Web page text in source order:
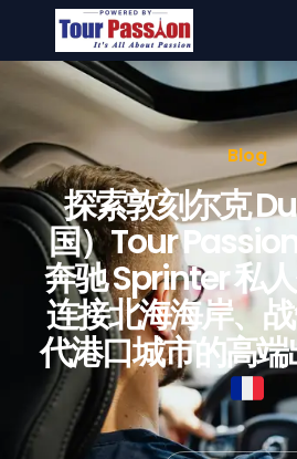
Blog
探索敦刻尔克
国）Tour
奔驰 Sprinter 私
连接北海海岸、
代港口城市的高